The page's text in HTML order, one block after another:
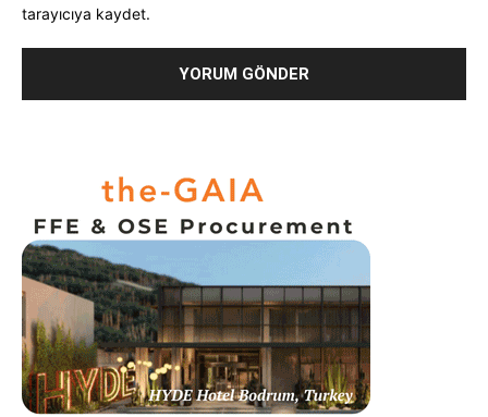
tarayıcıya kaydet.